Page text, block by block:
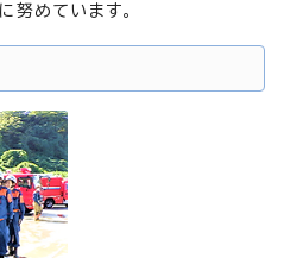
努めています。